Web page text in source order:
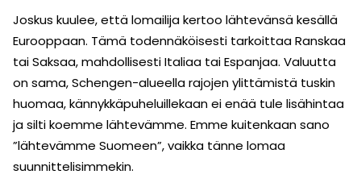
Joskus kuulee, että lomailija kertoo lähtevänsä kesällä
Eurooppaan. Tämä todennäköisesti tarkoittaa Ranskaa
tai Saksaa, mahdollisesti Italiaa tai Espanjaa. Valuutta
on sama, Schengen-alueella rajojen ylittämistä tuskin
huomaa, kännykkäpuheluillekaan ei enää tule lisähintaa
ja silti koemme lähtevämme. Emme kuitenkaan sano
”lähtevämme Suomeen”, vaikka tänne lomaa
suunnittelisimmekin.